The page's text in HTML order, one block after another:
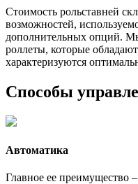
Стоимость рольставней
возможностей,
дополнительных опций.
роллеты, которые
характеризуются
Способы
Автоматика
Главное ее преимущество